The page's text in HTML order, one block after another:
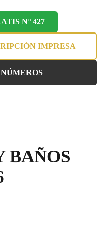
Nº 427
IMPRESA
BAÑOS